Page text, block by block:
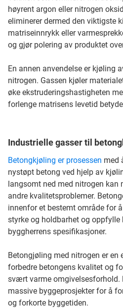
høyrent argon eller nitrogen
eliminerer dermed den viktigste
matriseinnrykk eller
og gjør polering av produktet
En annen anvendelse er kjøling
nitrogen. Gassen kjøler
øke ekstruderingshastigheten
forlenge matrisens levetid
Industrielle gasser til
Betongkjøling er prosessen med
nystøpt betong ved hjelp av
langsomt ned med nitrogen kan
andre kvalitetsproblemer.
innenfor et bestemt område for
styrke og holdbarhet og oppfylle
byggherrens spesifikasjoner.
Betongjøling med nitrogen er en
forbedre betongens kvalitet og
svært varme omgivelsesforhold.
massive byggeprosjekter for å
og forkorte byggetiden.